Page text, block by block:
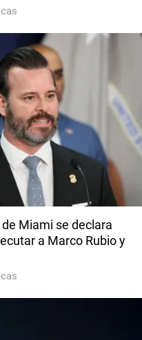
Miami se declara
a Marco Rubio y